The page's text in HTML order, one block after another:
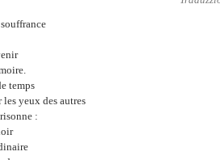
temps
les yeux des autres
: